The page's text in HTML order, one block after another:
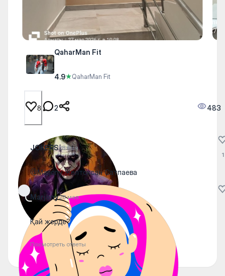
QaharMan Fit
4.9★QaharMan Fit
8 2 483
JOKERS28 мая
@Marjony Желтоксан Сатпаева
1
Marjony28 мая
Қай жерде?
Посмотреть ответы